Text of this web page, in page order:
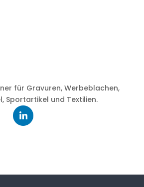
für Gravuren, Werbeblachen,
Sportartikel und Textilien.